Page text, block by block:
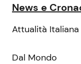
News e
Attualità Italiana
Dal Mondo